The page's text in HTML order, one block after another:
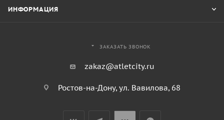
ИНФОРМАЦИЯ
ЗАКАЗАТЬ ЗВОНОК
zakaz@atletcity.ru
Ростов-на-Дону, ул. Вавилова, 68